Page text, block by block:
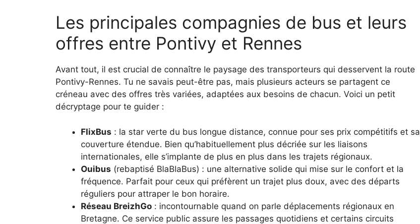
Les principales compagnies de bus et leurs
offres entre Pontivy et Rennes
Avant tout, il est crucial de connaître le paysage des transporteurs qui desservent la route
Pontivy-Rennes. Tu ne savais peut-être pas, mais plusieurs acteurs se partagent ce
créneau avec des offres très variées, adaptées aux besoins de chacun. Voici un petit
décryptage pour te guider :
FlixBus : la star verte du bus longue distance, connue pour ses prix compétitifs et sa
couverture étendue. Bien qu’habituellement plus décriée sur les liaisons
internationales, elle s’implante de plus en plus dans les trajets régionaux.
Ouibus (rebaptisé BlaBlaBus) : une alternative solide qui mise sur le confort et la
fréquence. Parfait pour ceux qui préfèrent un trajet plus doux, avec des départs
réguliers pour attraper le bon horaire.
Réseau BreizhGo : incontournable quand on parle déplacements régionaux en
Bretagne. Ce service public assure les passages quotidiens et certains circuits